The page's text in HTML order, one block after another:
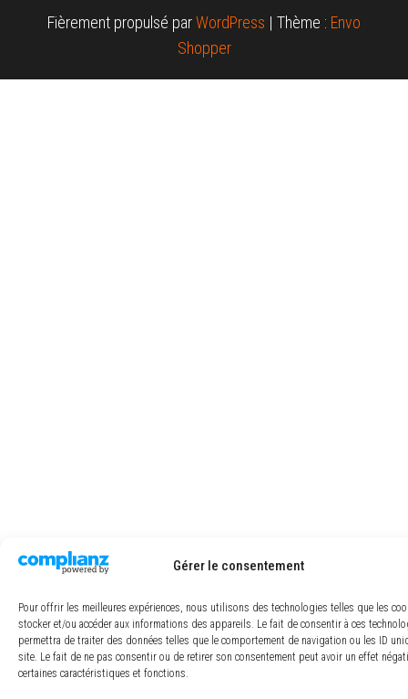
Gérer le consentement
Pour offrir les meilleures expériences, nous utilisons des technologies telles que les
stocker et/ou accéder aux informations des appareils. Le fait de consentir à ces
permettra de traiter des données telles que le comportement de navigation ou les ID
site. Le fait de ne pas consentir ou de retirer son consentement peut avoir un effet
certaines caractéristiques et fonctions.
Fièrement propulsé parWordPress | Thème : Envo
Shopper